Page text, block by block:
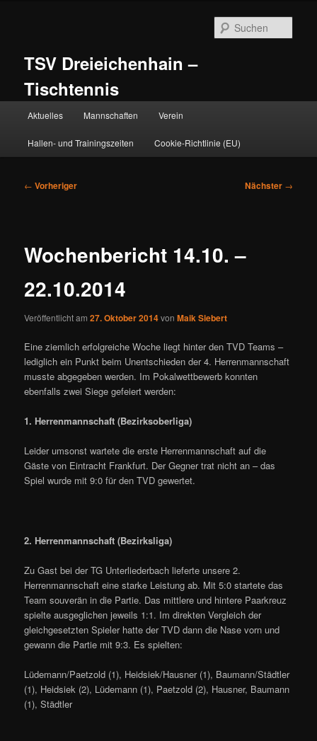
TSV Dreieichenhain –
Tischtennis
Aktuelles Mannschaften Verein
Hallen- und Trainingszeiten Cookie-Richtlinie (EU)
Beitragsnavigation
← Vorheriger Nächster →
Wochenbericht 14.10. –
22.10.2014
Veröffentlicht am27. Oktober 2014vonMaik Siebert
Eine ziemlich erfolgreiche Woche liegt hinter den TVD Teams –
lediglich ein Punkt beim Unentschieden der 4. Herrenmannschaft
musste abgegeben werden. Im Pokalwettbewerb konnten
ebenfalls zwei Siege gefeiert werden:
1. Herrenmannschaft (Bezirksoberliga)
Leider umsonst wartete die erste Herrenmannschaft auf die
Gäste von Eintracht Frankfurt. Der Gegner trat nicht an – das
Spiel wurde mit 9:0 für den TVD gewertet.
2. Herrenmannschaft (Bezirksliga)
Zu Gast bei der TG Unterliederbach lieferte unsere 2.
Herrenmannschaft eine starke Leistung ab. Mit 5:0 startete das
Team souverän in die Partie. Das mittlere und hintere Paarkreuz
spielte ausgeglichen jeweils 1:1. Im direkten Vergleich der
gleichgesetzten Spieler hatte der TVD dann die Nase vorn und
gewann die Partie mit 9:3. Es spielten:
Lüdemann/Paetzold (1), Heidsiek/Hausner (1), Baumann/Städtler
(1), Heidsiek (2), Lüdemann (1), Paetzold (2), Hausner, Baumann
(1), Städtler